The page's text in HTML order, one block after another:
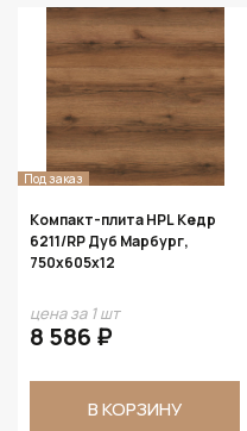
Под заказ
Компакт-плита HPL Кедр
6211/RP Дуб Марбург,
750х605х12
цена за 1 шт
8 586 ₽
В КОРЗИНУ